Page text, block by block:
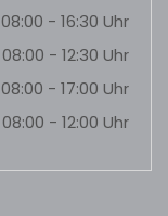
08:00 - 16:30 Uhr
08:00 - 12:30 Uhr
08:00 - 17:00 Uhr
08:00 - 12:00 Uhr